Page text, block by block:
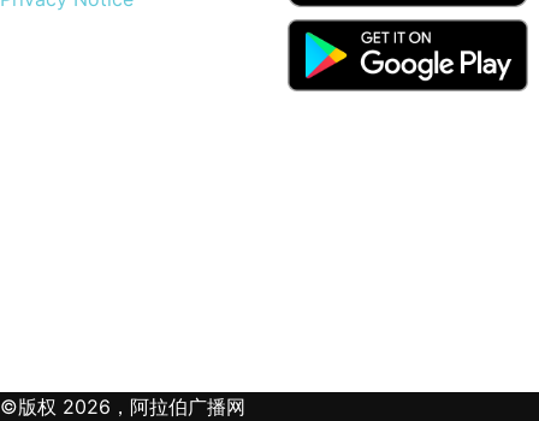
©版权 2026，阿拉伯广播网